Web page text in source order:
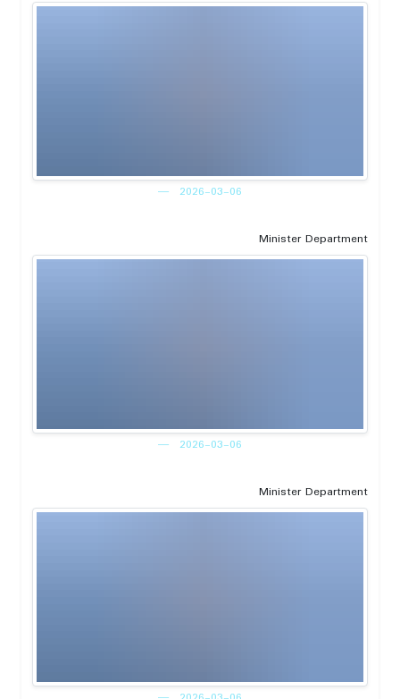
2026-03-06
Minister Department
2026-03-06
Minister Department